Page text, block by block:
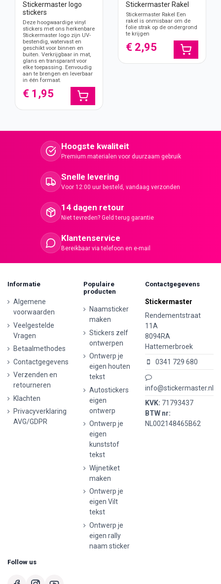
Stickermaster logo
stickers
Deze hoogwaardige vinyl
stickers met ons herkenbare
Stickermaster logo zijn UV-
bestendig, watervast en
geschikt voor binnen en
buiten. Verkrijgbaar in mat,
glans en transparant voor
elke toepassing. Eenvoudig
aan te brengen en leverbaar
in één formaat.
€ 1,95
Stickermaster Rakel
Stickermaster Rakel Een
rakel is onmisbaar om de
folie strak op de ondergrond
te krijgen
€ 2,95
Hoogste kwaliteit
Premium materialen voor duurzaam gebruik
Snelle levering
Voor 12:00 uur besteld, vandaag verzonden
14 dagen retour
Niet tevreden? Geld terug garantie
Klantenservice
Bereikbaar via telefoon en e-mail
Informatie
Algemene
voorwaarden
Veelgestelde
Vragen
Betaalmethodes
Contactgegevens
Verzenden en
retourneren
Klachten
Privacyverklaring
AVG/GDPR
Populaire
producten
Naamsticker
maken
Stickers zelf
ontwerpen
Ontwerp je
eigen houten
tekst
Autostickers
eigen
ontwerp
Ontwerp je
eigen
kunststof
tekst
Wijnetiket
maken
Ontwerp je
eigen Vilt
tekst
Ontwerp je
eigen rally
naam sticker
Contactgegevens
Stickermaster
Rendementstraat
11A
8094RA
Hattemerbroek
0341 729 680
info@stickermaster.nl
KVK: 71793437
BTW nr:
NL002148465B62
Follow us